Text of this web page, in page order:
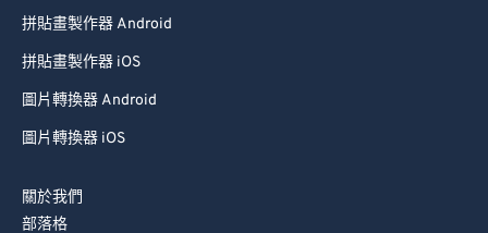
拼貼畫製作器 Android
拼貼畫製作器 iOS
圖片轉換器 Android
圖片轉換器 iOS
關於我們
部落格